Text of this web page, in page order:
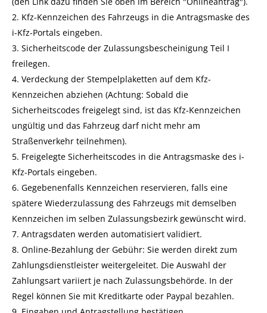
2. Kfz-Kennzeichen des Fahrzeugs in die Antragsmaske des
i-Kfz-Portals eingeben.
3. Sicherheitscode der Zulassungsbescheinigung Teil I
freilegen.
4. Verdeckung der Stempelplaketten auf dem Kfz-
Kennzeichen abziehen (Achtung: Sobald die
Sicherheitscodes freigelegt sind, ist das Kfz-Kennzeichen
ungültig und das Fahrzeug darf nicht mehr am
Straßenverkehr teilnehmen).
5. Freigelegte Sicherheitscodes in die Antragsmaske des i-
Kfz-Portals eingeben.
6. Gegebenenfalls Kennzeichen reservieren, falls eine
spätere Wiederzulassung des Fahrzeugs mit demselben
Kennzeichen im selben Zulassungsbezirk gewünscht wird.
7. Antragsdaten werden automatisiert validiert.
8. Online-Bezahlung der Gebühr: Sie werden direkt zum
Zahlungsdienstleister weitergeleitet. Die Auswahl der
Zahlungsart variiert je nach Zulassungsbehörde. In der
Regel können Sie mit Kreditkarte oder Paypal bezahlen.